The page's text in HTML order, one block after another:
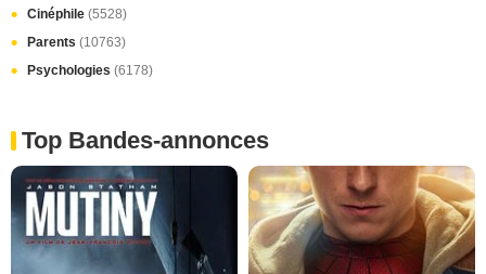
Cinéphile (5528)
Parents (10763)
Psychologies (6178)
Top Bandes-annonces